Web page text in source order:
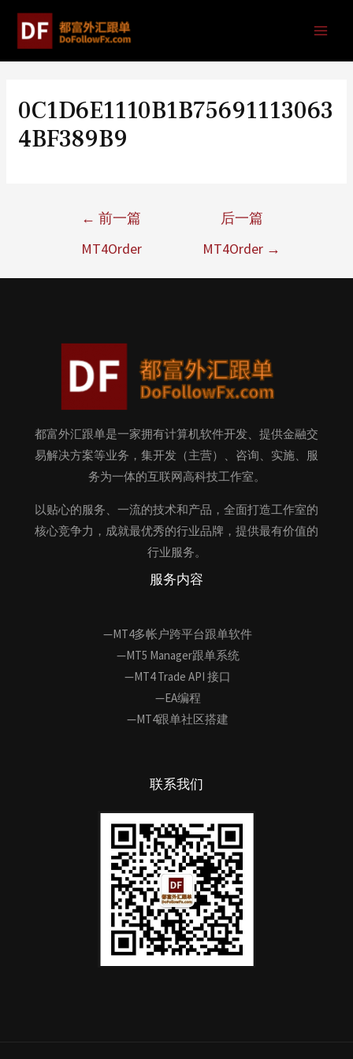
0C1D6E1110B1B75691113063
4BF389B9
← 前一篇
MT4Order
后一篇
MT4Order →
都富外汇跟单是一家拥有计算机软件开发、提供金融交
易解决方案等业务，集开发（主营）、咨询、实施、服
务为一体的互联网高科技工作室。
以贴心的服务、一流的技术和产品，全面打造工作室的
核心竞争力，成就最优秀的行业品牌，提供最有价值的
行业服务。
服务内容
—MT4多帐户跨平台跟单软件
—MT5 Manager跟单系统
—MT4 Trade API 接口
—EA编程
—MT4跟单社区搭建
联系我们